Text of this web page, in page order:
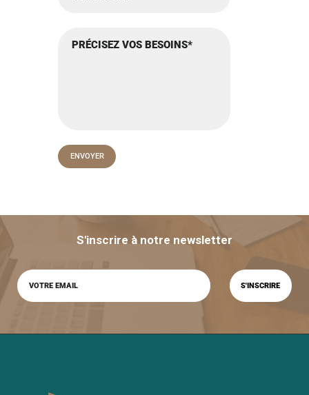
S'inscrire à notre newsletter